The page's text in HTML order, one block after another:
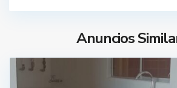
Anuncios